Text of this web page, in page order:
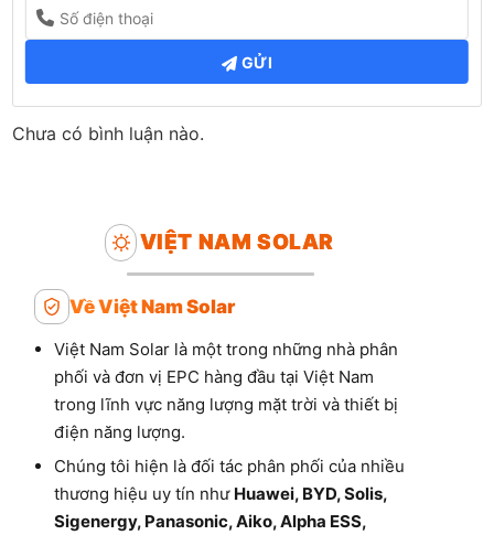
GỬI
Chưa có bình luận nào.
VIỆT NAM SOLAR
Về Việt Nam Solar
Việt Nam Solar là một trong những nhà phân
phối và đơn vị EPC hàng đầu tại Việt Nam
trong lĩnh vực năng lượng mặt trời và thiết bị
điện năng lượng.
Chúng tôi hiện là đối tác phân phối của nhiều
thương hiệu uy tín như Huawei, BYD, Solis,
Sigenergy, Panasonic, Aiko, Alpha ESS,